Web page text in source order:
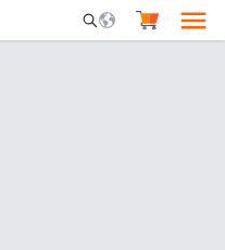
Mobile Search